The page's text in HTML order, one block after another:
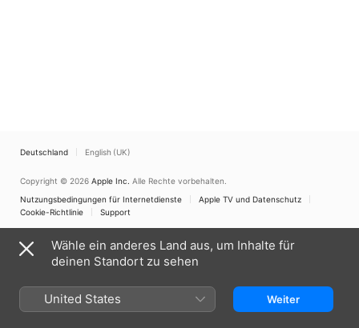
Deutschland English (UK)
Copyright © 2026 Apple Inc. Alle Rechte vorbehalten.
Nutzungsbedingungen für Internetdienste
Apple TV und Datenschutz
Cookie-Richtlinie
Support
Wähle ein anderes Land aus, um Inhalte für
deinen Standort zu sehen
United States Weiter